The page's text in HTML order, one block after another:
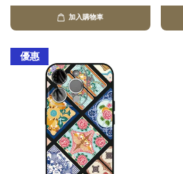
加入購物車
優惠